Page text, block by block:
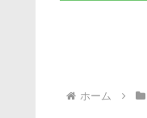
ホーム